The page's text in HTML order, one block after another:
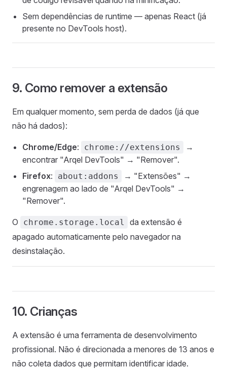
Sem dependências de runtime — apenas React (já
presente no DevTools host).
9. Como remover a extensão
Em qualquer momento, sem perda de dados (já que
não há dados):
Chrome/Edge: chrome://extensions
→
encontrar "Arqel DevTools" → "Remover".
Firefox: about:addons
→ "Extensões" →
engrenagem ao lado de "Arqel DevTools" →
"Remover".
O chrome.storage.local
da extensão é
apagado automaticamente pelo navegador na
desinstalação.
10. Crianças
A extensão é uma ferramenta de desenvolvimento
profissional. Não é direcionada a menores de 13 anos e
não coleta dados que permitam identificar idade.